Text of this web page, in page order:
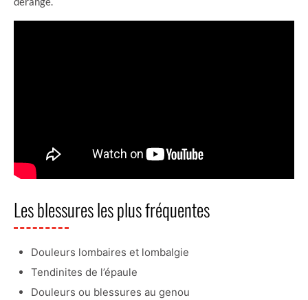
Les blessures les plus fréquentes
Douleurs lombaires et lombalgie
Tendinites de l’épaule
Douleurs ou blessures au genou